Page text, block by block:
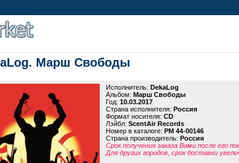
Марш Свободы
Исполнитель: DekaLog
Альбом: Марш Свободы
Год: 10.03.2017
Страна исполнителя: Россия
Формат носителя: CD
Лэйбл: ScentAir Records
Номер в каталоге: PM 44-00146
Страна производитель: Россия
Срок получения заказа Вами после его
Для других городов, срок доставки